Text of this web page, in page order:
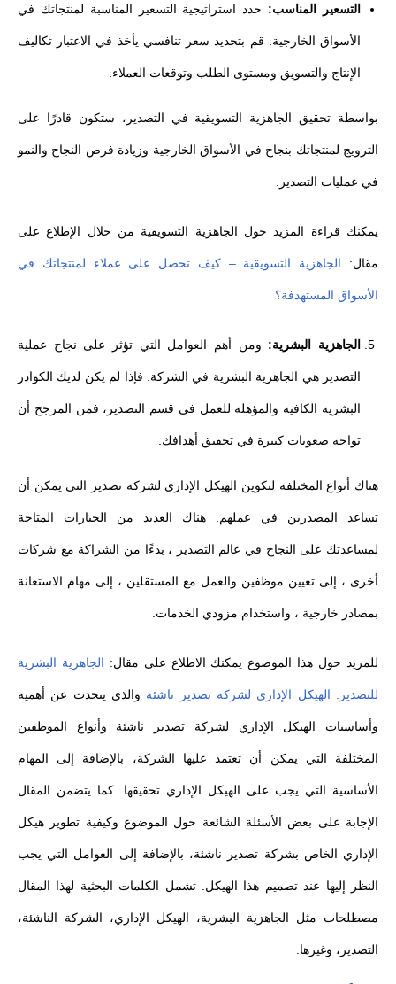
التسعير المناسب: حدد استراتيجية التسعير المناسبة لمنتجاتك في
الأسواق الخارجية. قم بتحديد سعر تنافسي يأخذ في الاعتبار تكاليف
الإنتاج والتسويق ومستوى الطلب وتوقعات العملاء.
بواسطة تحقيق الجاهزية التسويقية في التصدير، ستكون قادرًا على
الترويج لمنتجاتك بنجاح في الأسواق الخارجية وزيادة فرص النجاح والنمو
في عمليات التصدير.
يمكنك قراءة المزيد حول الجاهزية التسويقية من خلال الإطلاع على
مقال: الجاهزية التسويقية – كيف تحصل على عملاء لمنتجاتك في
الأسواق المستهدفة؟
الجاهزية البشرية: ومن أهم العوامل التي تؤثر على نجاح عملية
التصدير هي الجاهزية البشرية في الشركة. فإذا لم يكن لديك الكوادر
البشرية الكافية والمؤهلة للعمل في قسم التصدير، فمن المرجح أن
تواجه صعوبات كبيرة في تحقيق أهدافك.
هناك أنواع المختلفة لتكوين الهيكل الإداري لشركة تصدير التي يمكن أن
تساعد المصدرين في عملهم. هناك العديد من الخيارات المتاحة
لمساعدتك على النجاح في عالم التصدير ، بدءًا من الشراكة مع شركات
أخرى ، إلى تعيين موظفين والعمل مع المستقلين ، إلى مهام الاستعانة
بمصادر خارجية ، واستخدام مزودي الخدمات.
للمزيد حول هذا الموضوع يمكنك الاطلاع على مقال: الجاهزية البشرية
للتصدير: الهيكل الإداري لشركة تصدير ناشئة والذي يتحدث عن أهمية
وأساسيات الهيكل الإداري لشركة تصدير ناشئة وأنواع الموظفين
المختلفة التي يمكن أن تعتمد عليها الشركة، بالإضافة إلى المهام
الأساسية التي يجب على الهيكل الإداري تحقيقها. كما يتضمن المقال
الإجابة على بعض الأسئلة الشائعة حول الموضوع وكيفية تطوير هيكل
الإداري الخاص بشركة تصدير ناشئة، بالإضافة إلى العوامل التي يجب
النظر إليها عند تصميم هذا الهيكل. تشمل الكلمات البحثية لهذا المقال
مصطلحات مثل الجاهزية البشرية، الهيكل الإداري، الشركة الناشئة،
التصدير، وغيرها.